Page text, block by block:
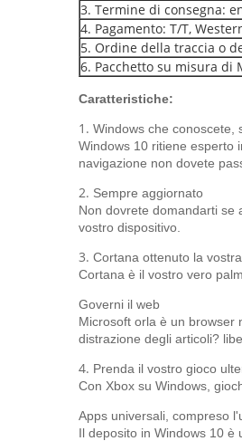
3. Termine di consegna:
4. Pagamento: T/T,
5. Ordine della traccia o
6. Pacchetto su misura di
Caratteristiche:
1. Windows che conoscete,
Windows 10 ritiene esperto
navigazione non dovete
2. Sempre aggiornato
Non dovrete domandarti se
vostro dispositivo.
3. Cortana ottenuto la
Cortana è il vostro vero
Governi il web
Microsoft orla è un browser
distrazione degli articoli?
4. Prenda il vostro gioco
Con Xbox su Windows,
Apps universali, compreso
Il deposito in Windows 10 è